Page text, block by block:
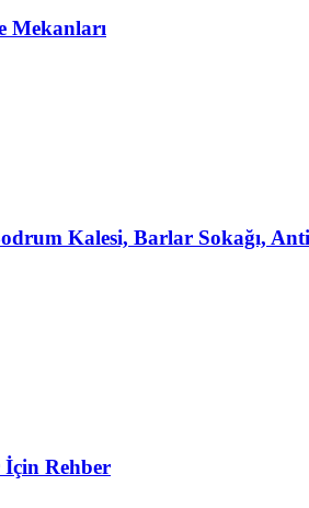
Mekanları
Kalesi, Barlar Sokağı,
İçin Rehber